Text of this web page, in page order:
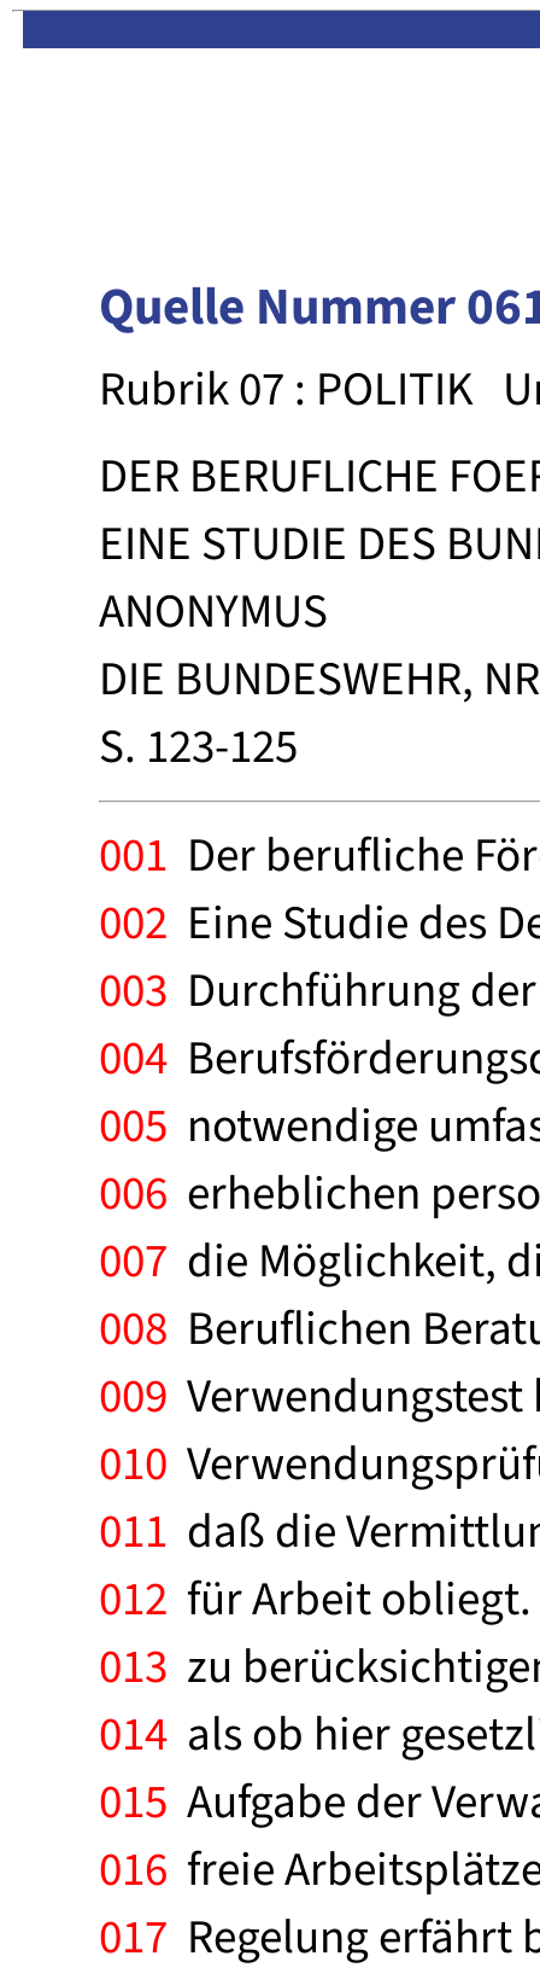
Quelle Nummer
Rubrik 07 : POLITIK
DER BERUFLICHE
EINE STUDIE DES
ANONYMUS
DIE BUNDESWEHR,
S. 123-125
001 Der berufliche
002 Eine Studie des
003 Durchführung
004
005 notwendige
006 erheblichen
007 die Möglichkeit,
008 Beruflichen
009
010
011 daß die
012 für Arbeit
013 zu
014 als ob hier
015 Aufgabe der
016 freie
017 Regelung erfährt